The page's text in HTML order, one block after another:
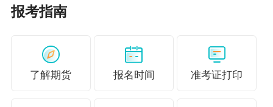
步洽谈等方面的支持，对客户进行初步筛选和沟
通，逐步成为“项目承揽”的角色。而风险管理公司
逐步成为“项目承做”的角色，主要为期货公司业务
报考指南
了解期货 报名时间 准考证打印